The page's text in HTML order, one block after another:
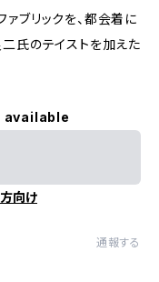
ブリックを、都会着に
氏のテイストを加えた
向け
通報する